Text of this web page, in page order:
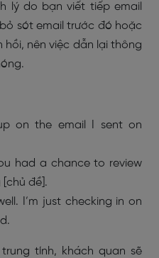
lý do bạn viết tiếp email
sót email trước đó hoặc
nên việc dẫn lại thông
on the email I sent on
had a chance to review
đề].
I’m just checking in on
tính, khách quan sẽ